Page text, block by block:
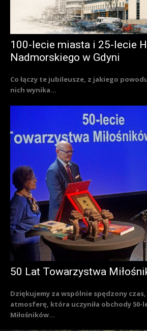
100-lecie miasta i 25-lecie
Nadmorskiego w Gdyni
Co łączy te jubileusze, z jakiego
nich wynika...
50 Lat Towarzystwa
Dziękujemy za wspólnie spędzony
atmosferę, która uczyniła obchody 50-
Miłośników...